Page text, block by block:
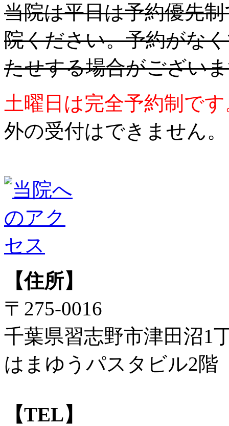
当院は平日は予約優先
院ください。予約がな
たせする場合がござい
土曜日は完全予約制で
外の受付はできません。
【住所】
〒275-0016
千葉県習志野市津田沼1
はまゆうパスタビル2階
【TEL】